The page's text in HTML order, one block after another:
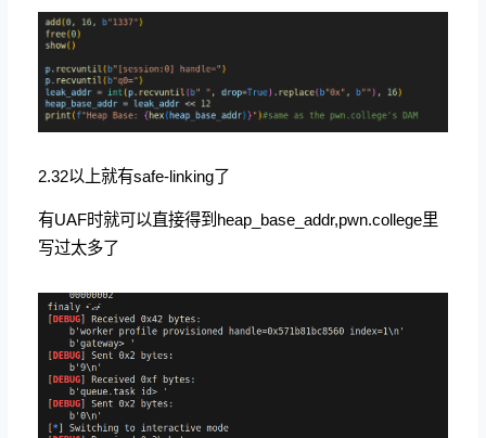
2.32以上就有safe-linking了
有UAF时就可以直接得到heap_base_addr,pwn.college里
写过太多了